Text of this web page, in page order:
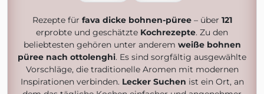
Rezepte für fava dicke bohnen-püree– über 121
erprobte und geschätzte Kochrezepte. Zu den
beliebtesten gehören unter anderem weiße bohnen
püree nach ottolenghi. Es sind sorgfältig ausgewählte
Vorschläge, die traditionelle Aromen mit modernen
Inspirationen verbinden. Lecker Suchen ist ein Ort, an